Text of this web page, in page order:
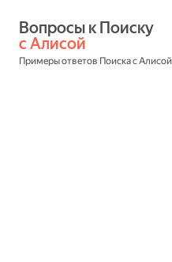
с Алисой
Примеры ответов Поиска с Алисой